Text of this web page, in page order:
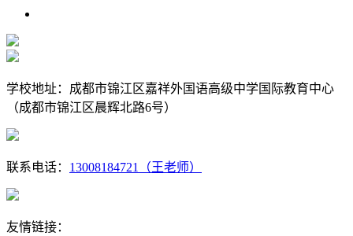
学校地址：成都市锦江区嘉祥外国语高级中学国际教育中心
（成都市锦江区晨辉北路6号）
联系电话： 13008184721（王老师）
友情链接：